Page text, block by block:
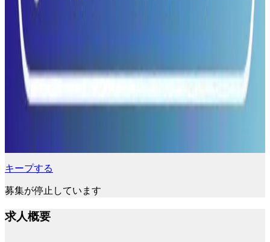
キープする
募集が停止しています
求人概要